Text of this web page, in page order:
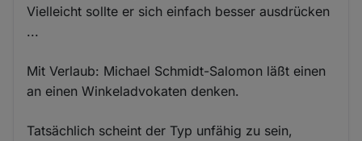
Vielleicht sollte er sich einfach besser ausdrücken
...
Mit Verlaub: Michael Schmidt-Salomon läßt einen
an einen Winkeladvokaten denken.
Tatsächlich scheint der Typ unfähig zu sein,